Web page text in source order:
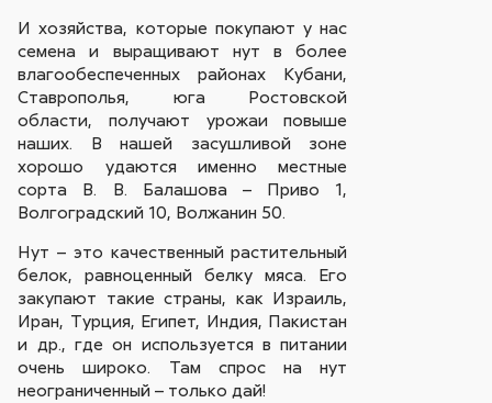
И хозяйства, которые покупают у нас
семена и выращивают нут в более
влагообеспеченных районах Кубани,
Ставрополья, юга Ростовской
области, получают урожаи повыше
наших. В нашей засушливой зоне
хорошо удаются именно местные
сорта В. В. Балашова – Приво 1,
Волгоградский 10, Волжанин 50.
Нут – это качественный растительный
белок, равноценный белку мяса. Его
закупают такие страны, как Израиль,
Иран, Турция, Египет, Индия, Пакистан
и др., где он используется в питании
очень широко. Там спрос на нут
неограниченный – только дай!